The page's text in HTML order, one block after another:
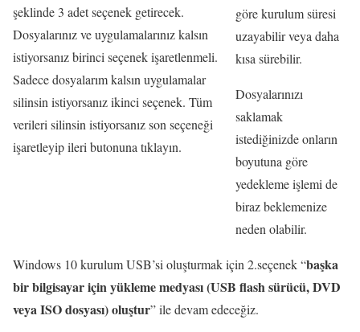
şeklinde 3 adet seçenek getirecek.
Dosyalarınız ve uygulamalarınız kalsın
istiyorsanız birinci seçenek işaretlenmeli.
Sadece dosyalarım kalsın uygulamalar
silinsin istiyorsanız ikinci seçenek. Tüm
verileri silinsin istiyorsanız son seçeneği
işaretleyip ileri butonuna tıklayın.
göre kurulum süresi
uzayabilir veya daha
kısa sürebilir.
Dosyalarınızı
saklamak
istediğinizde onların
boyutuna göre
yedekleme işlemi de
biraz beklemenize
neden olabilir.
Windows 10 kurulum USB’si oluşturmak için 2.seçenek “başka
bir bilgisayar için yükleme medyası (USB flash sürücü, DVD
veya ISO dosyası) oluştur” ile devam edeceğiz.